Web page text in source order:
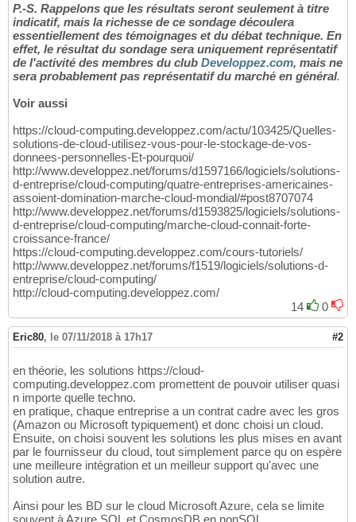
P.-S. Rappelons que les résultats seront seulement à titre
indicatif, mais la richesse de ce sondage découlera
essentiellement des témoignages et du débat technique. En
effet, le résultat du sondage sera uniquement représentatif
de l'activité des membres du club Developpez.com, mais ne
sera probablement pas représentatif du marché en général.
Voir aussi
https://cloud-computing.developpez.com/actu/103425/Quelles-
solutions-de-cloud-utilisez-vous-pour-le-stockage-de-vos-
donnees-personnelles-Et-pourquoi/
http://www.developpez.net/forums/d1597166/logiciels/solutions-
d-entreprise/cloud-computing/quatre-entreprises-americaines-
assoient-domination-marche-cloud-mondial/#post8707074
http://www.developpez.net/forums/d1593825/logiciels/solutions-
d-entreprise/cloud-computing/marche-cloud-connait-forte-
croissance-france/
https://cloud-computing.developpez.com/cours-tutoriels/
http://www.developpez.net/forums/f1519/logiciels/solutions-d-
entreprise/cloud-computing/
http://cloud-computing.developpez.com/
14
0
Eric80, le 07/11/2018 à 17h17 #2
en théorie, les solutions https://cloud-
computing.developpez.com promettent de pouvoir utiliser quasi
n importe quelle techno.
en pratique, chaque entreprise a un contrat cadre avec les gros
(Amazon ou Microsoft typiquement) et donc choisi un cloud.
Ensuite, on choisi souvent les solutions les plus mises en avant
par le fournisseur du cloud, tout simplement parce qu on espère
une meilleure intégration et un meilleur support qu'avec une
solution autre.
Ainsi pour les BD sur le cloud Microsoft Azure, cela se limite